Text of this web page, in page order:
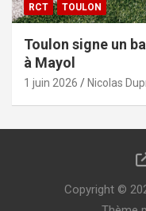
RCT TOULON
Toulon signe un
à Mayol
1 juin 2026 Nicolas
Copyright ©